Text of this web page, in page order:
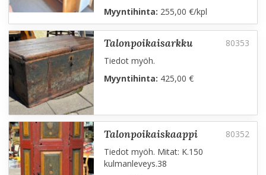
Myyntihinta: 255,00 €/kpl
talonpoikaisarkku
Tiedot myöh.
Myyntihinta: 425,00 €
talonpoikaiskaappi
Tiedot myöh. Mitat: K.150
kulmanleveys.38